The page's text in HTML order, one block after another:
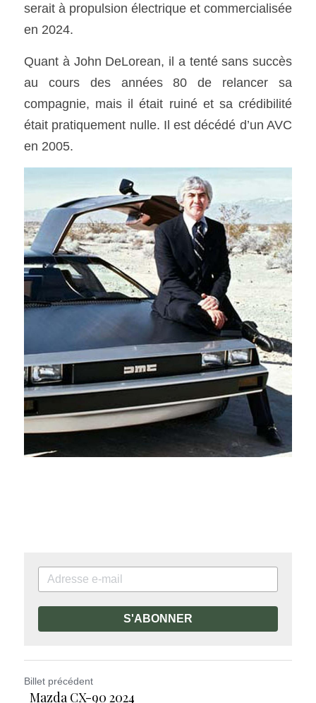
serait à propulsion électrique et commercialisée
en 2024.
Quant à John DeLorean, il a tenté sans succès
au cours des années 80 de relancer sa
compagnie, mais il était ruiné et sa crédibilité
était pratiquement nulle. Il est décédé d’un AVC
en 2005.
S'ABONNER
Billet précédent
Mazda CX-90 2024